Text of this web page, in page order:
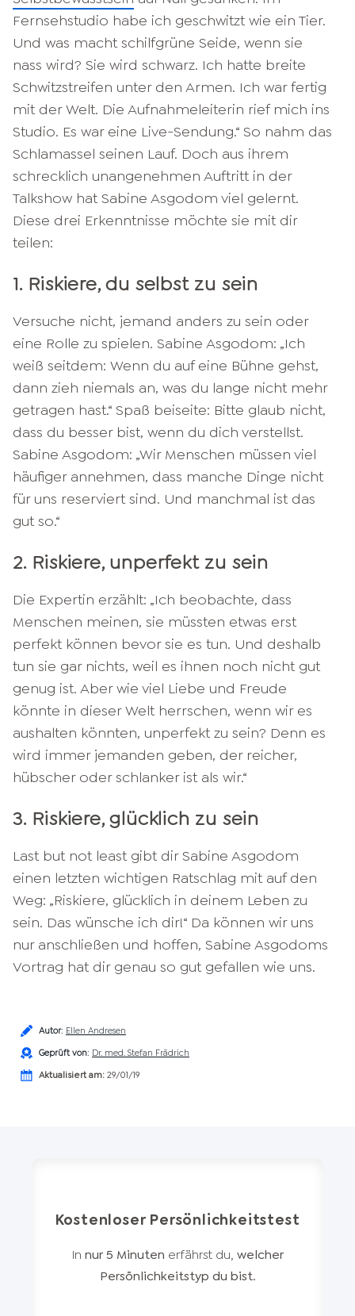
Fernsehstudio habe ich geschwitzt wie ein Tier.
Und was macht schilfgrüne Seide, wenn sie
nass wird? Sie wird schwarz. Ich hatte breite
Schwitzstreifen unter den Armen. Ich war fertig
mit der Welt. Die Aufnahmeleiterin rief mich ins
Studio. Es war eine Live-Sendung.“ So nahm das
Schlamassel seinen Lauf. Doch aus ihrem
schrecklich unangenehmen Auftritt in der
Talkshow hat Sabine Asgodom viel gelernt.
Diese drei Erkenntnisse möchte sie mit dir
teilen:
1. Riskiere, du selbst zu sein
Versuche nicht, jemand anders zu sein oder
eine Rolle zu spielen. Sabine Asgodom: „Ich
weiß seitdem: Wenn du auf eine Bühne gehst,
dann zieh niemals an, was du lange nicht mehr
getragen hast.“ Spaß beiseite: Bitte glaub nicht,
dass du besser bist, wenn du dich verstellst.
Sabine Asgodom: „Wir Menschen müssen viel
häufiger annehmen, dass manche Dinge nicht
für uns reserviert sind. Und manchmal ist das
gut so.“
2. Riskiere, unperfekt zu sein
Die Expertin erzählt: „Ich beobachte, dass
Menschen meinen, sie müssten etwas erst
perfekt können bevor sie es tun. Und deshalb
tun sie gar nichts, weil es ihnen noch nicht gut
genug ist. Aber wie viel Liebe und Freude
könnte in dieser Welt herrschen, wenn wir es
aushalten könnten, unperfekt zu sein? Denn es
wird immer jemanden geben, der reicher,
hübscher oder schlanker ist als wir.“
3. Riskiere, glücklich zu sein
Last but not least gibt dir Sabine Asgodom
einen letzten wichtigen Ratschlag mit auf den
Weg: „Riskiere, glücklich in deinem Leben zu
sein. Das wünsche ich dir!“ Da können wir uns
nur anschließen und hoffen, Sabine Asgodoms
Vortrag hat dir genau so gut gefallen wie uns.
Autor: Ellen Andresen
Geprüft von: Dr. med. Stefan Frädrich
Aktualisiert am: 29/01/19
Kostenloser Persönlichkeitstest
In nur 5 Minuten erfährst du, welcher
Persönlichkeitstyp du bist.